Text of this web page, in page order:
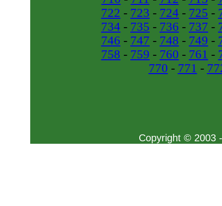
722 - 723 - 724 - 725 -
734 - 735 - 736 - 737 -
746 - 747 - 748 - 749 -
758 - 759 - 760 - 761 -
770 - 771 -
Copyright © 2003